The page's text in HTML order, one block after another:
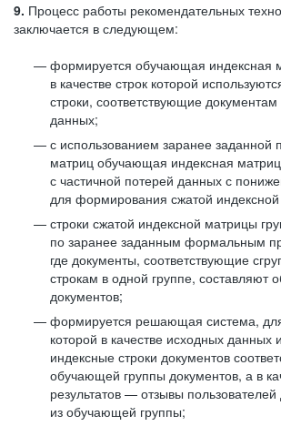
9. Процесс работы рекомендательных
заключается в следующем:
формируется обучающая индексная
в качестве строк которой
строки, соответствующие
данных;
с использованием заранее заданной
матриц обучающая индексная
с частичной потерей данных с
для формирования сжатой
строки сжатой индексной матрицы
по заранее заданным формальным
где документы, соответствующие
строкам в одной группе, составляют
документов;
формируется решающая система,
которой в качестве исходных данных
индексные строки документов
обучающей группы документов, а в
результатов — отзывы
из обучающей группы;